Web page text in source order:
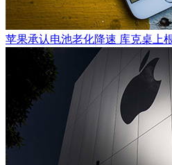
苹果承认电池老化降速 库克桌上